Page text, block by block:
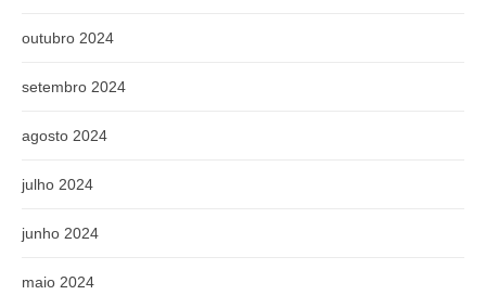
outubro 2024
setembro 2024
agosto 2024
julho 2024
junho 2024
maio 2024